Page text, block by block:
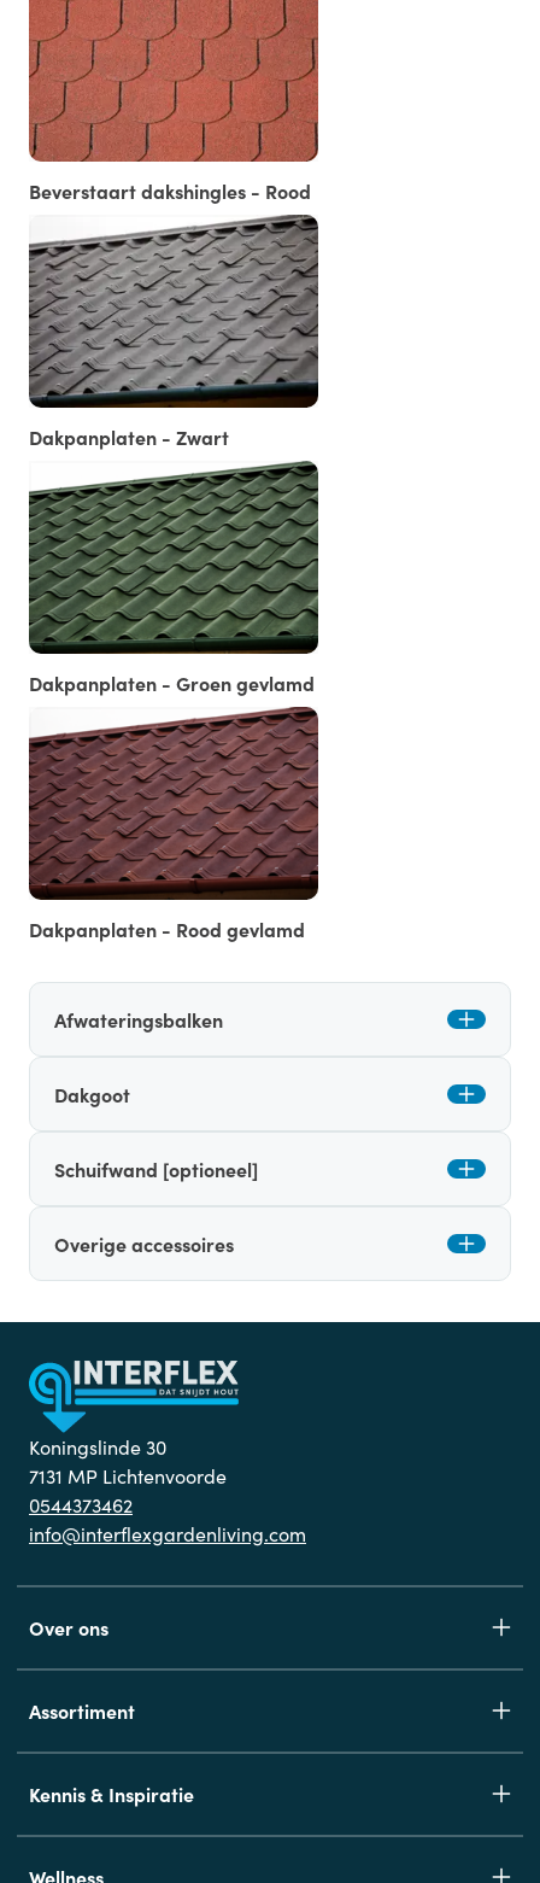
Beverstaart dakshingles - Rood
Dakpanplaten - Zwart
Dakpanplaten - Groen gevlamd
Dakpanplaten - Rood gevlamd
Afwateringsbalken
Dakgoot
Schuifwand [optioneel]
Overige accessoires
Koningslinde 30
7131 MP Lichtenvoorde
0544373462
info@interflexgardenliving.com
Over ons
Assortiment
Kennis & Inspiratie
Wellness